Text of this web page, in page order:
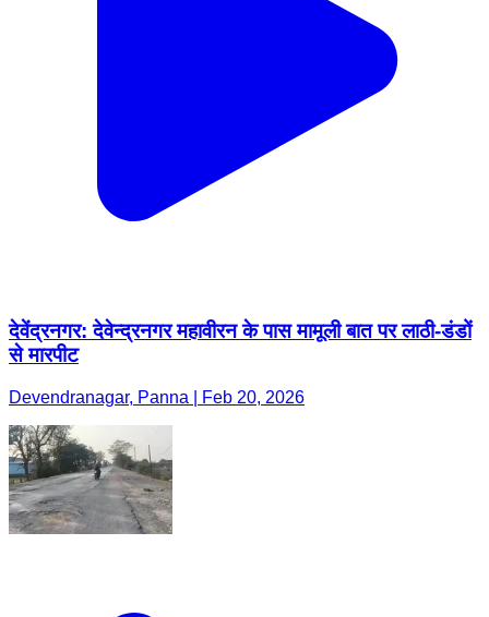
देवेंद्रनगर: देवेन्द्रनगर महावीरन के पास मामूली बात पर लाठी-डंडों
से मारपीट
Devendranagar, Panna | Feb 20, 2026